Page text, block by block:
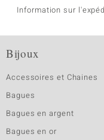
Information sur
Bijoux
Accessoires et Chaines
Bagues
Bagues en argent
Bagues en or